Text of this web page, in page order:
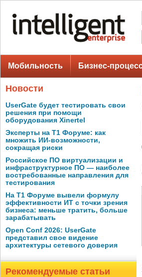
Мобильность Бизнес-
Новости
UserGate будет тестировать свои
решения при помощи
оборудования Xinertel
Эксперты на Т1 Форуме: как
множить ИИ-возможности,
сокращая риски
Российское ПО виртуализации и
инфраструктурное ПО — наиболее
востребованные направления для
тестирования
На Т1 Форуме вывели формулу
эффективности ИТ с точки зрения
бизнеса: меньше тратить, больше
зарабатывать
Open Conf 2026: UserGate
представил свое видение
архитектуры сетевого доверия
Рекомендуемые статьи